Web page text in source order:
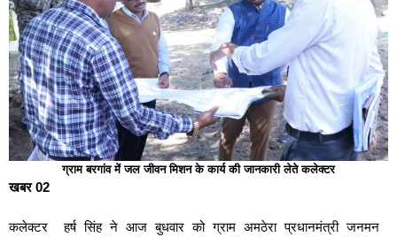
ग्राम बरगांव में जल जीवन मिशन के कार्य की जानकारी लेते कलेक्टर
खबर 02
कलेक्टर हर्ष सिंह ने आज बुधवार को ग्राम अमठेरा प्रधानमंत्री जनमन